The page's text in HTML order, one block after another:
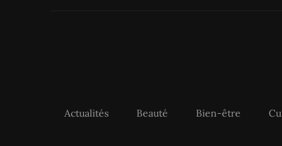
Actualités Beauté Bien-être